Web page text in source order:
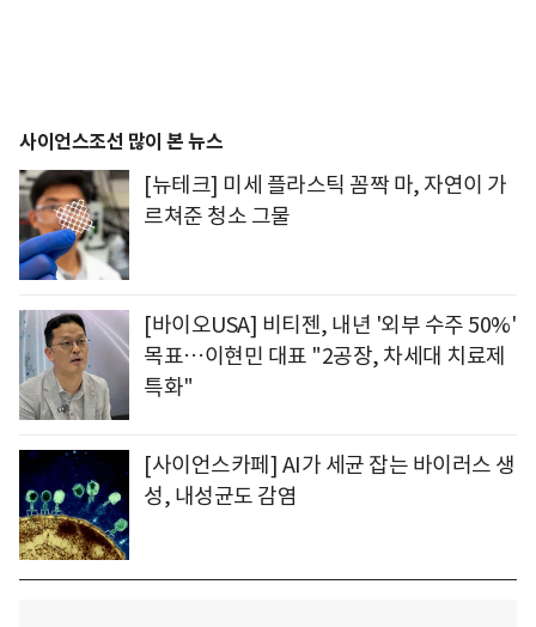
사이언스조선 많이 본 뉴스
[뉴테크] 미세 플라스틱 꼼짝 마, 자연이 가
르쳐준 청소 그물
[바이오USA] 비티젠, 내년 '외부 수주 50%'
목표…이현민 대표 "2공장, 차세대 치료제
특화"
[사이언스카페] AI가 세균 잡는 바이러스 생
성, 내성균도 감염